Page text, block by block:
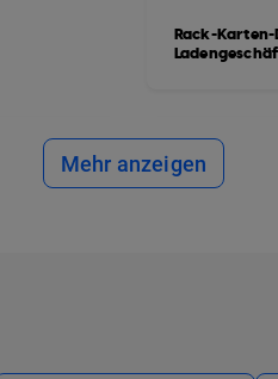
Rack-
Mehr anzeigen